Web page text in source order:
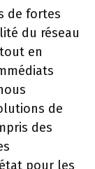
de fortes
du réseau
en
de
des
pour les